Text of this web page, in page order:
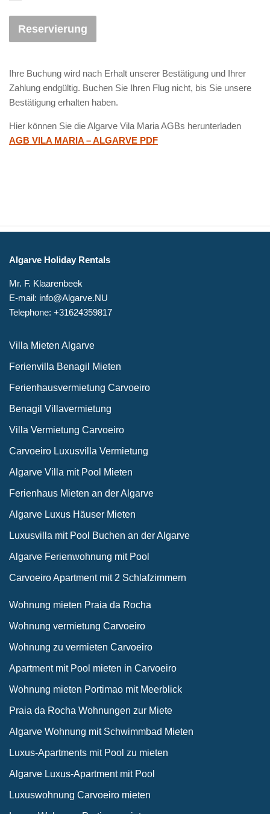
Reservierung
Ihre Buchung wird nach Erhalt unserer Bestätigung und Ihrer
Zahlung endgültig. Buchen Sie Ihren Flug nicht, bis Sie unsere
Bestätigung erhalten haben.
Hier können Sie die Algarve Vila Maria AGBs herunterladen
AGB VILA MARIA – ALGARVE PDF
Algarve Holiday Rentals
Mr. F. Klaarenbeek
E-mail: info@Algarve.NU
Telephone: +31624359817
Villa Mieten Algarve
Ferienvilla Benagil Mieten
Ferienhausvermietung Carvoeiro
Benagil Villavermietung
Villa Vermietung Carvoeiro
Carvoeiro Luxusvilla Vermietung
Algarve Villa mit Pool Mieten
Ferienhaus Mieten an der Algarve
Algarve Luxus Häuser Mieten
Luxusvilla mit Pool Buchen an der Algarve
Algarve Ferienwohnung mit Pool
Carvoeiro Apartment mit 2 Schlafzimmern
Wohnung mieten Praia da Rocha
Wohnung vermietung Carvoeiro
Wohnung zu vermieten Carvoeiro
Apartment mit Pool mieten in Carvoeiro
Wohnung mieten Portimao mit Meerblick
Praia da Rocha Wohnungen zur Miete
Algarve Wohnung mit Schwimmbad Mieten
Luxus-Apartments mit Pool zu mieten
Algarve Luxus-Apartment mit Pool
Luxuswohnung Carvoeiro mieten